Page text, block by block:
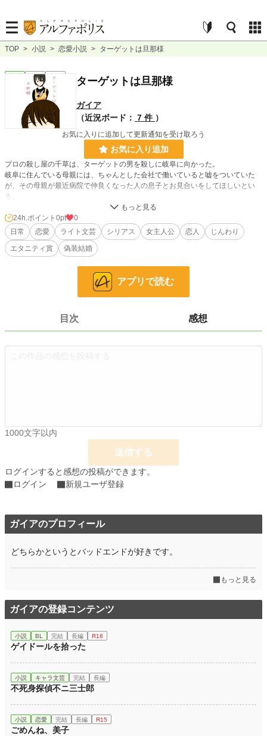
TOP > 小説 > 恋愛小説 > ターゲットは旦那様
完結 長編 ターゲットは旦那様
ガイア
（近況ボード： 7 件 ）
お気に入りに追加して更新通知を受け取ろう
お気に入り追加
プロの殺し屋の千草は、ターゲットの男を殺しに岐阜に向かった。
岐阜に住んでいる母親には、ちゃんとした会社で働いていると嘘をついていた
が、その母親が最近病院で仲良くなった人の息子とお見合いをしてほしいとい
う。
そのお見合い相手がまさかのターゲット。千草はターゲットの懐に入り込むため
にお見合いを承諾するが、ターゲットの男はどうやらかなりの変わり者っぽく
て……？
「母ちゃんを安心させるために結婚するフリしくれ」
なんでターゲットと同棲しないといけないのよ……。
228,928 位 / 228,928 件
66,394 位 / 66,394 件
21 pt (99,984 位)
年間ポイント 217 pt (123,802 位)
24h.ポイント 0pt
0
日常
恋愛 ライト文芸 シリアス 女主人公 恋人
じんわり
エタニティ賞
偽装結婚
アプリで読む
目次 感想
1000文字以内
送信する
ログインすると感想の投稿ができます。
ログイン
新規ユーザ登録
ガイアのプロフィール
どちらかというとバッドエンドが好きです。
もっと見る
ガイアの登録コンテンツ
小説 BL 完結 長編 R18
ゲイドールを拾った
小説 キャラ文芸 完結 長編
不死身探偵不ニ三士郎
小説 恋愛 完結 長編 R15
ごめんね、美子